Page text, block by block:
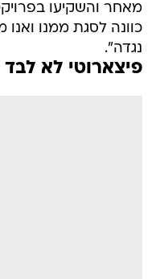
מאחר והשקיעו
כוונה לסגת ממנו ואנו
נגדה".
פיצארוטי לא לבד